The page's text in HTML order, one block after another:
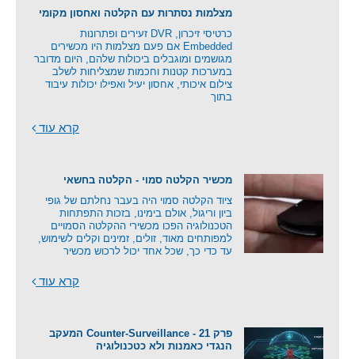
מצלמות נסתרות עם הקלטה ואחסון מקומי
כרטיסי זיכרון, DVR זעירים ופתרונות
Embedded אם פעם מצלמות היו מכשירים
מגושמים ומוגבלים ביכולות שלהם, היום מדובר
במערכות קטנות וחכמות שמצליחות לשלב
צילום איכותי, אחסון יעיל ואפילו יכולות עיבוד
בתוך
קרא עוד
מכשיר הקלטה סמוי - הקלטה בחשאי
ציוד הקלטה סמוי היה בעבר נחלתם של גופי
ביון וריגול, אולם בימינו, בזכות התפתחות
הטכנולוגיה הפכו מכשירי ההקלטה הסמויים
למפותחים מאוד, זולים, זמינים וקלים לשימוש,
עד כדי כך, שכל אחד יכול לרכוש מכשיר
קרא עוד
פרק 21 - Counter-Surveillance המעקב
הנגדי כאמנות ולא כטכנולוגיה